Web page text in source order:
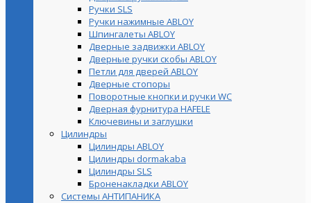
Ручки SLS
Ручки нажимные ABLOY
Шпингалеты ABLOY
Дверные задвижки ABLOY
Дверные ручки скобы ABLOY
Петли для дверей ABLOY
Дверные стопоры
Поворотные кнопки и ручки WC
Дверная фурнитура HAFELE
Ключевины и заглушки
Цилиндры
Цилиндры ABLOY
Цилиндры dormakaba
Цилиндры SLS
Броненакладки ABLOY
Системы АНТИПАНИКА